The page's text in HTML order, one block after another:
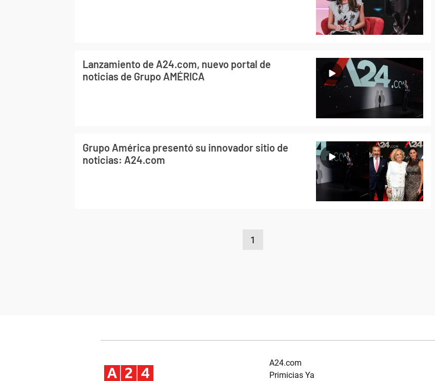
Lanzamiento de A24.com, nuevo portal de
noticias de Grupo AMÉRICA
Grupo América presentó su innovador sitio de
noticias: A24.com
1
A24.com
Primicias Ya